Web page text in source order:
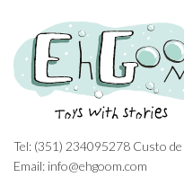
Tel: (351) 234095278 Custo de
Email: info@ehgoom.com